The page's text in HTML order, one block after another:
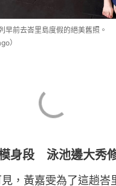
早前去峇里島度假的絕美舊照。
）
身段 泳池邊大秀
，黃嘉雯為了這趟峇